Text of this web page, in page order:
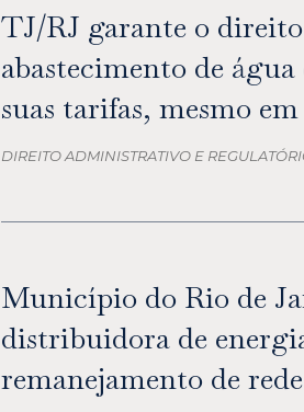
TJ/RJ garante o direito
abastecimento de
suas tarifas, mesmo
DIREITO ADMINISTRATIVO E
Município do Rio de
distribuidora de
remanejamento de